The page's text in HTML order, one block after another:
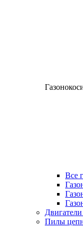
Все
Пилы